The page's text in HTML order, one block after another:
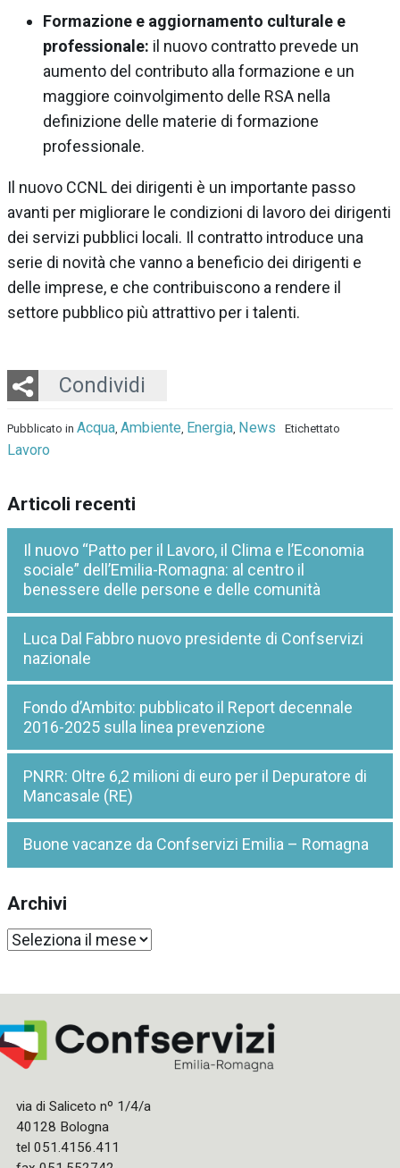
Formazione e aggiornamento culturale e
professionale: il nuovo contratto prevede un
aumento del contributo alla formazione e un
maggiore coinvolgimento delle RSA nella
definizione delle materie di formazione
professionale.
Il nuovo CCNL dei dirigenti è un importante passo
avanti per migliorare le condizioni di lavoro dei dirigenti
dei servizi pubblici locali. Il contratto introduce una
serie di novità che vanno a beneficio dei dirigenti e
delle imprese, e che contribuiscono a rendere il
settore pubblico più attrattivo per i talenti.
Condividi
Twitter
LinkedIn
Email
Whatsapp
Pubblicato in Acqua Ambiente Energia News Etichettato
Lavoro
Articoli recenti
Il nuovo “Patto per il Lavoro, il Clima e l’Economia
sociale” dell’Emilia-Romagna: al centro il
benessere delle persone e delle comunità
Luca Dal Fabbro nuovo presidente di Confservizi
nazionale
Fondo d’Ambito: pubblicato il Report decennale
2016-2025 sulla linea prevenzione
PNRR: Oltre 6,2 milioni di euro per il Depuratore di
Mancasale (RE)
Buone vacanze da Confservizi Emilia – Romagna
Archivi
Archivi
via di Saliceto nº 1/4/a
40128 Bologna
tel 051.4156.411